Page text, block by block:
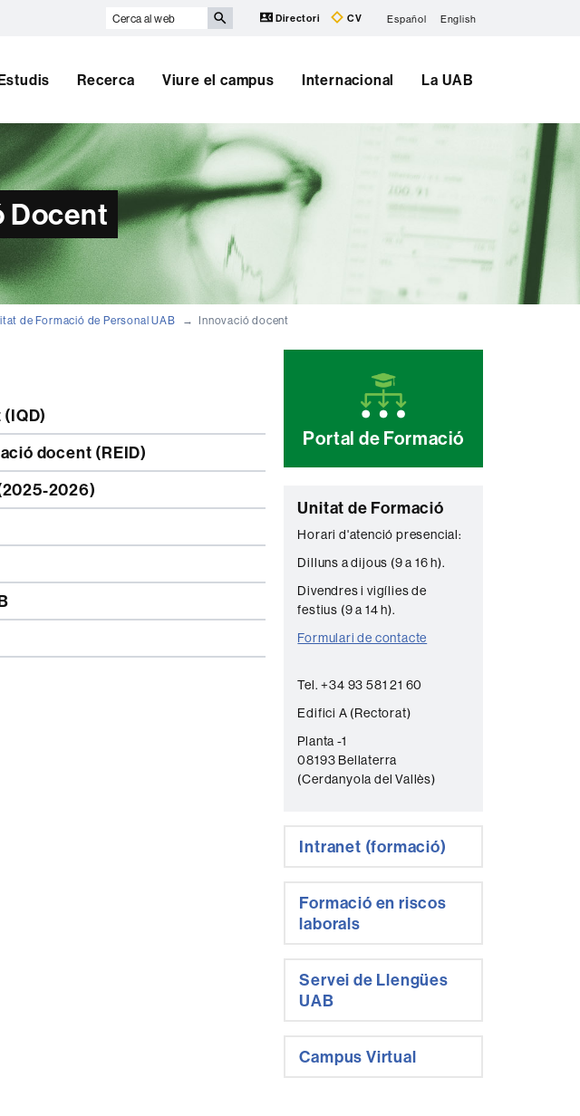
Cerca
Directori CV Español English
Recerca Viure el campus Internacional La UAB
Docent
de Formació de Personal UAB Innovació docent
docent (REID)
2026)
complementària
Portal de Formació
C
o
n
t
a
c
e
Unitat de Formació
Horari d'atenció presencial:
Dilluns a dijous (9 a 16 h).
Divendres i vigílies de
festius (9 a 14 h).
Formulari de contacte
Tel. +34 93 581 21 60
Edifici A (Rectorat)
Planta -1
08193 Bellaterra
(Cerdanyola del Vallès)
Intranet (formació)
Formació en riscos
laborals
Servei de Llengües
UAB
Campus Virtual